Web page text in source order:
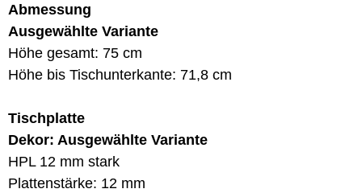
Abmessung
Ausgewählte Variante
Höhe gesamt: 75 cm
Höhe bis Tischunterkante: 71,8 cm
Tischplatte
Dekor: Ausgewählte Variante
HPL 12 mm stark
Plattenstärke: 12 mm